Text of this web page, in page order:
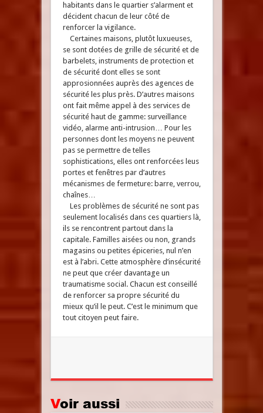
habitants dans le quartier s’alarment et
décident chacun de leur côté de
renforcer la vigilance.
Certaines maisons, plutôt luxueuses,
se sont dotées de grille de sécurité et de
barbelets, instruments de protection et
de sécurité dont elles se sont
approsionnées auprès des agences de
sécurité les plus près. D’autres maisons
ont fait même appel à des services de
sécurité haut de gamme: surveillance
vidéo, alarme anti-intrusion… Pour les
personnes dont les moyens ne peuvent
pas se permettre de telles
sophistications, elles ont renforcées leus
portes et fenêtres par d’autres
mécanismes de fermeture: barre, verrou,
chaînes…
Les problèmes de sécurité ne sont pas
seulement localisés dans ces quartiers là,
ils se rencontrent partout dans la
capitale. Familles aisées ou non, grands
magasins ou petites épiceries, nul n’en
est à l’abri. Cette atmosphère d’insécurité
ne peut que créer davantage un
traumatisme social. Chacun est conseillé
de renforcer sa propre sécurité du
mieux qu’il le peut. C’est le minimum que
tout citoyen peut faire.
Voir aussi